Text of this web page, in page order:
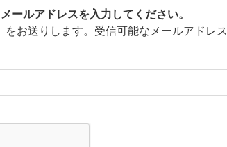
ルアドレスを入力してください。
お送りします。受信可能なメールアドレス